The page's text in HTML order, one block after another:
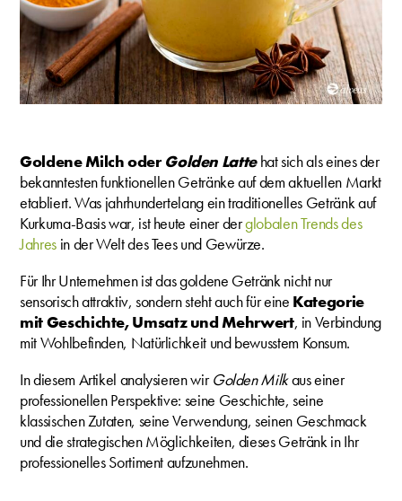
Goldene Milch oder Golden Lattehat sich als eines der
bekanntesten funktionellen Getränke auf dem aktuellen Markt
etabliert. Was jahrhundertelang ein traditionelles Getränk auf
Kurkuma-Basis war, ist heute einer derglobalen Trends des
Jahresin der Welt des Tees und Gewürze.
Für Ihr Unternehmen ist das goldene Getränk nicht nur
sensorisch attraktiv, sondern steht auch für eine Kategorie
mit Geschichte, Umsatz und Mehrwert, in Verbindung
mit Wohlbefinden, Natürlichkeit und bewusstem Konsum.
In diesem Artikel analysieren wirGolden Milkaus einer
professionellen Perspektive: seine Geschichte, seine
klassischen Zutaten, seine Verwendung, seinen Geschmack
und die strategischen Möglichkeiten, dieses Getränk in Ihr
professionelles Sortiment aufzunehmen.